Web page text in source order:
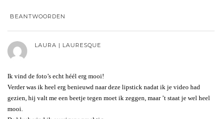
BEANTWOORDEN
LAURA | LAURESQUE
Ik vind de foto’s echt héél erg mooi!
Verder was ik heel erg benieuwd naar deze lipstick nadat ik je video had
gezien, hij valt me een beetje tegen moet ik zeggen, maar ’t staat je wel heel
mooi.